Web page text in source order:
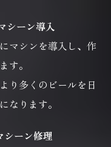
シーン導入
マシンを導入し、作
す。
り多くのビールを日
なります。
シーン修理